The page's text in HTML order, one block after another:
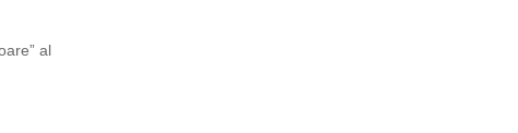
al